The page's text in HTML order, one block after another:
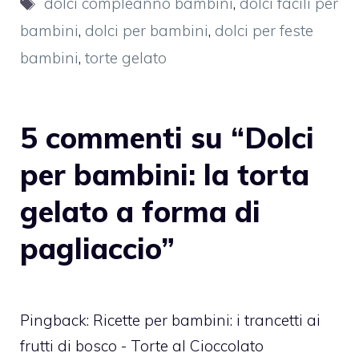
bambini, dolci per bambini, dolci per feste
bambini, torte gelato
5 commenti su “Dolci
per bambini: la torta
gelato a forma di
pagliaccio”
Pingback: Ricette per bambini: i trancetti ai
frutti di bosco - Torte al Cioccolato